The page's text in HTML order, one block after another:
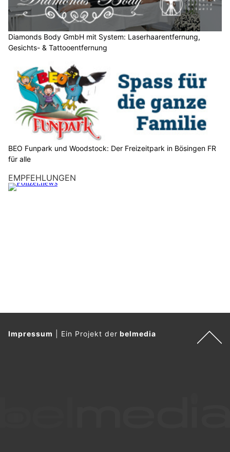
e
S
i
b
i
t
e
e
n
t
Diamonds Body GmbH mit System: Laserhaarentfernung,
Gesichts- & Tattooentfernung
BEO Funpark und Woodstock: Der Freizeitpark in Bösingen FR
für alle
EMPFEHLUNGEN
Impressum Ein Projekt derbelmedia